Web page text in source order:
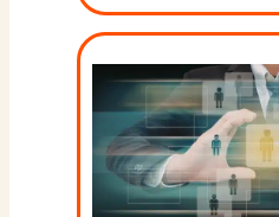
Audit
RH
un
levier
stratégique
pour
l’entreprise